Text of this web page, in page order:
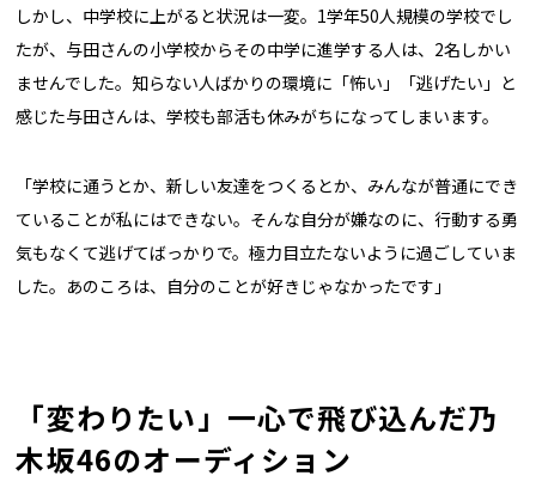
しかし、中学校に上がると状況は一変。1学年50人規模の学校でし
たが、与田さんの小学校からその中学に進学する人は、2名しかい
ませんでした。知らない人ばかりの環境に「怖い」「逃げたい」と
感じた与田さんは、学校も部活も休みがちになってしまいます。
「学校に通うとか、新しい友達をつくるとか、みんなが普通にでき
ていることが私にはできない。そんな自分が嫌なのに、行動する勇
気もなくて逃げてばっかりで。極力目立たないように過ごしていま
した。あのころは、自分のことが好きじゃなかったです」
「変わりたい」一心で飛び込んだ乃
木坂46のオーディション